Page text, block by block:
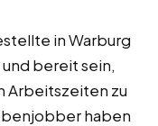
in Warburg
bereit sein,
Arbeitszeiten zu
haben